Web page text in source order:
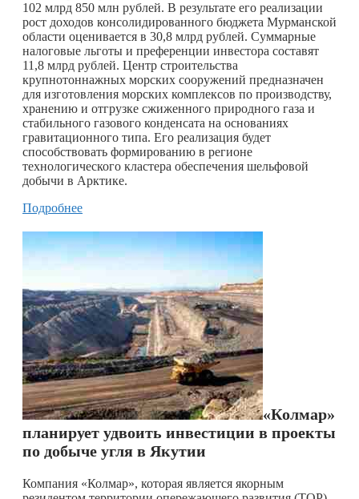
102 млрд 850 млн рублей. В результате его реализации
рост доходов консолидированного бюджета Мурманской
области оценивается в 30,8 млрд рублей. Суммарные
налоговые льготы и преференции инвестора составят
11,8 млрд рублей. Центр строительства
крупнотоннажных морских сооружений предназначен
для изготовления морских комплексов по производству,
хранению и отгрузке сжиженного природного газа и
стабильного газового конденсата на основаниях
гравитационного типа. Его реализация будет
способствовать формированию в регионе
технологического кластера обеспечения шельфовой
добычи в Арктике.
Подробнее
«Колмар»
планирует удвоить инвестиции в проекты
по добыче угля в Якутии
Компания «Колмар», которая является якорным